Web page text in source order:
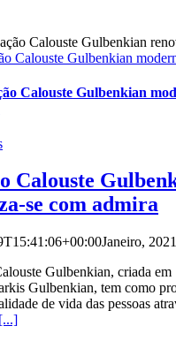
Calouste Gulbenkian
Calouste Gulbenkian
Calouste
se com admira
Janeiro, 2021
Gulbenkian, criada em
Gulbenkian, tem como
de vida das pessoas
[...]